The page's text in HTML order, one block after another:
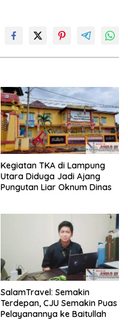
Kegiatan TKA di Lampung
Utara Diduga Jadi Ajang
Pungutan Liar Oknum Dinas
SalamTravel: Semakin
Terdepan, CJU Semakin Puas
Pelayanannya ke Baitullah